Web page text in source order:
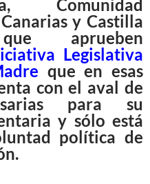
Comunidad
y Castilla
aprueben
Legislativa
que en esas
con el aval de
para su
y sólo está
política de